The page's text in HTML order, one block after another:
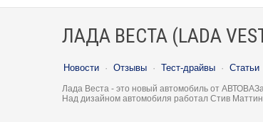
ЛАДА ВЕСТА (LADA
Новости · Отзывы · Тест-драйвы · Статьи
Лада Веста - это новый автомобиль от
Над дизайном автомобиля работал Стив